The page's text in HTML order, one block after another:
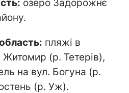
озеро Задорожнє
пляжі в
Житомир (р. Тетерів),
на вул. Богуна (р.
(р. Уж).